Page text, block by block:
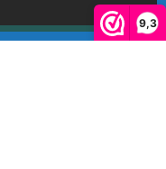
9,3